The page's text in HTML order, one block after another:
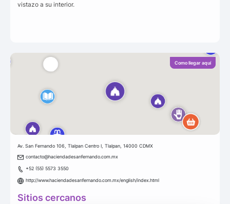
vistazo a su interior.
Como llegar aquí
Av. San Fernando 106, Tlalpan Centro I, Tlalpan, 14000 CDMX
contacto@haciendadesanfernando.com.mx
+52 (55) 5573 3550
http://www.haciendadesanfernando.com.mx/english/index.html
Sitios cercanos